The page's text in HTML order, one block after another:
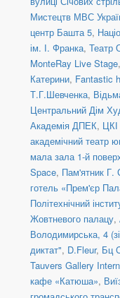
Мистецтв МВС
центр Башта 5,
ім. І. Франка, Театр
MonteRay Live Stage,
Катерини, Fantastic
Т.Г.Шевченка,
Центральний Дім
Академія ДПЕК,
академічний театр
мала зала 1-й
Space, Пам'ятник Г.
готель «Прем'єр
Політехнічний
Жовтневого палацу,
Володимирська, 4
диктат", D.Fleur, Бц
Tauvers Gallery
кафе «Катюша»,